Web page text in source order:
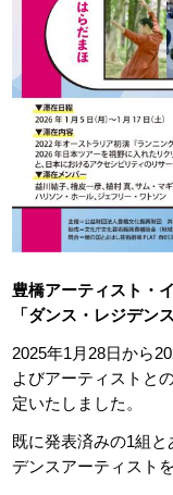
交通アクセス
サイトマップ
豊橋アーティスト・
「ダンス・レジデン
2025年1月28日から
よびアーティストと
定いたしました。
既に発表済みの1組
デンスアーティスト